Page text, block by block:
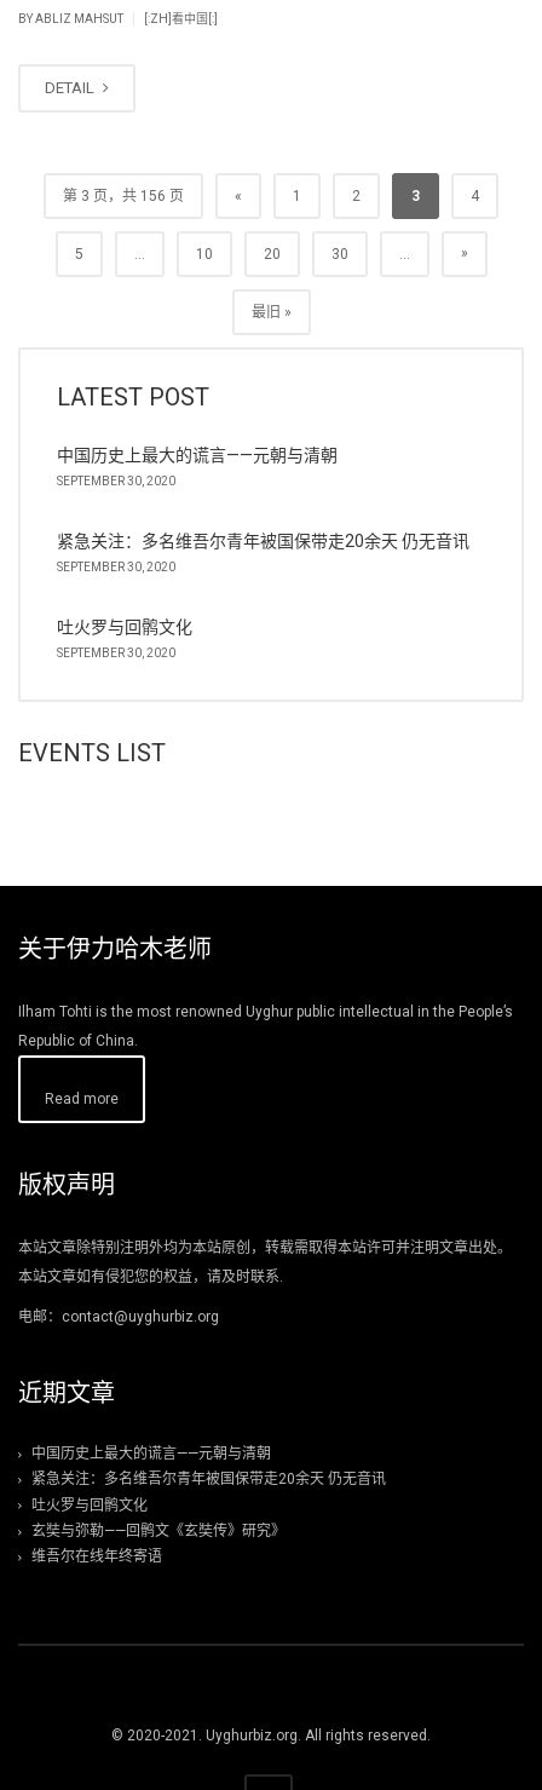
BYABLIZ MAHSUT [:ZH]看中国[:]
DETAIL
第 3 页，共 156 页 « 1 2 3 4
5 ... 10 20 30 ... »
最旧 »
LATEST POST
中国历史上最大的谎言——元朝与清朝
SEPTEMBER 30, 2020
紧急关注：多名维吾尔青年被国保带走20余天 仍无音讯
SEPTEMBER 30, 2020
吐火罗与回鹘文化
SEPTEMBER 30, 2020
EVENTS LIST
关于伊力哈木老师
Ilham Tohti is the most renowned Uyghur public intellectual in the People’s
Republic of China.
Read more
版权声明
本站文章除特别注明外均为本站原创，转载需取得本站许可并注明文章出处。
本站文章如有侵犯您的权益，请及时联系.
电邮：contact@uyghurbiz.org
近期文章
中国历史上最大的谎言——元朝与清朝
紧急关注：多名维吾尔青年被国保带走20余天 仍无音讯
吐火罗与回鹘文化
玄奘与弥勒——回鹘文《玄奘传》研究》
维吾尔在线年终寄语
© 2020-2021. Uyghurbiz.org. All rights reserved.